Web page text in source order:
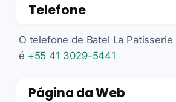
Telefone
O telefone de Batel La
é +55 41 3029-5441
Página da Web